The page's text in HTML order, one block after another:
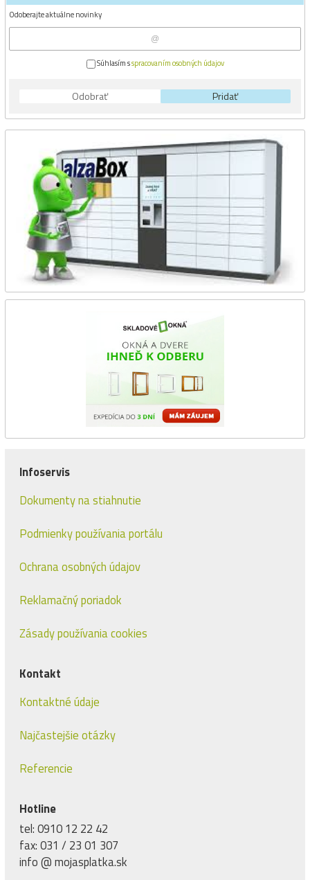
Odoberajte aktuálne novinky
Súhlasím sspracovaním osobných údajov
Odobrať Pridať
Infoservis
Dokumenty na stiahnutie
Podmienky používania portálu
Ochrana osobných údajov
Reklamačný poriadok
Zásady používania cookies
Kontakt
Kontaktné údaje
Najčastejšie otázky
Referencie
Hotline
tel: 0910 12 22 42
fax: 031 / 23 01 307
info @ mojasplatka.sk